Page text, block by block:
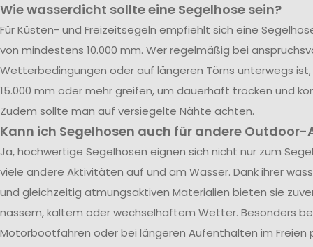
Wie wasserdicht sollte eine Segelhose sein?
Für Küsten- und Freizeitsegeln empfiehlt sich eine
von mindestens 10.000 mm. Wer regelmäßig bei
Wetterbedingungen oder auf längeren Törns unterwegs
15.000 mm oder mehr greifen, um dauerhaft trocken und
Zudem sollte man auf versiegelte Nähte achten.
Kann ich Segelhosen auch für andere
Ja, hochwertige Segelhosen eignen sich nicht nur zum
viele andere Aktivitäten auf und am Wasser. Dank ihrer
und gleichzeitig atmungsaktiven Materialien bieten sie
nassem, kaltem oder wechselhaftem Wetter. Besonders
Motorbootfahren oder bei längeren Aufenthalten im Freien